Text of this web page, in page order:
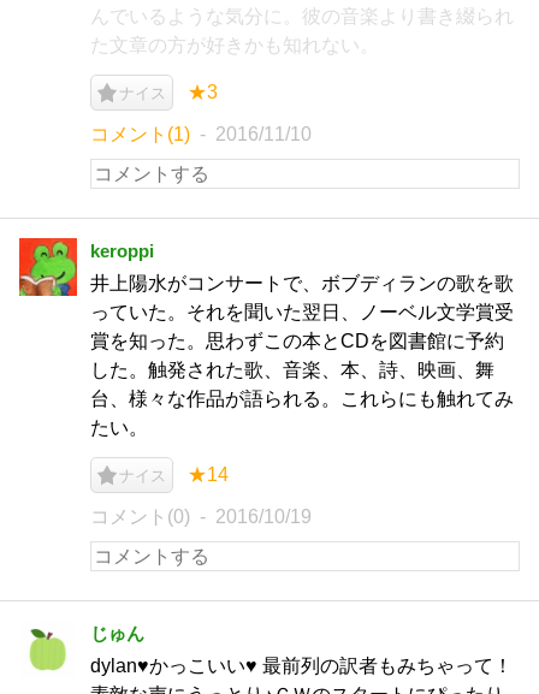
んでいるような気分に。彼の音楽より書き綴られ
た文章の方が好きかも知れない。
ナイス ★3
コメント(1) 2016/11/10
keroppi
井上陽水がコンサートで、ボブディランの歌を歌
っていた。それを聞いた翌日、ノーベル文学賞受
賞を知った。思わずこの本とCDを図書館に予約
した。触発された歌、音楽、本、詩、映画、舞
台、様々な作品が語られる。これらにも触れてみ
たい。
ナイス ★14
コメント(0) 2016/10/19
じゅん
dylan♥かっこいい♥ 最前列の訳者もみちゃって！